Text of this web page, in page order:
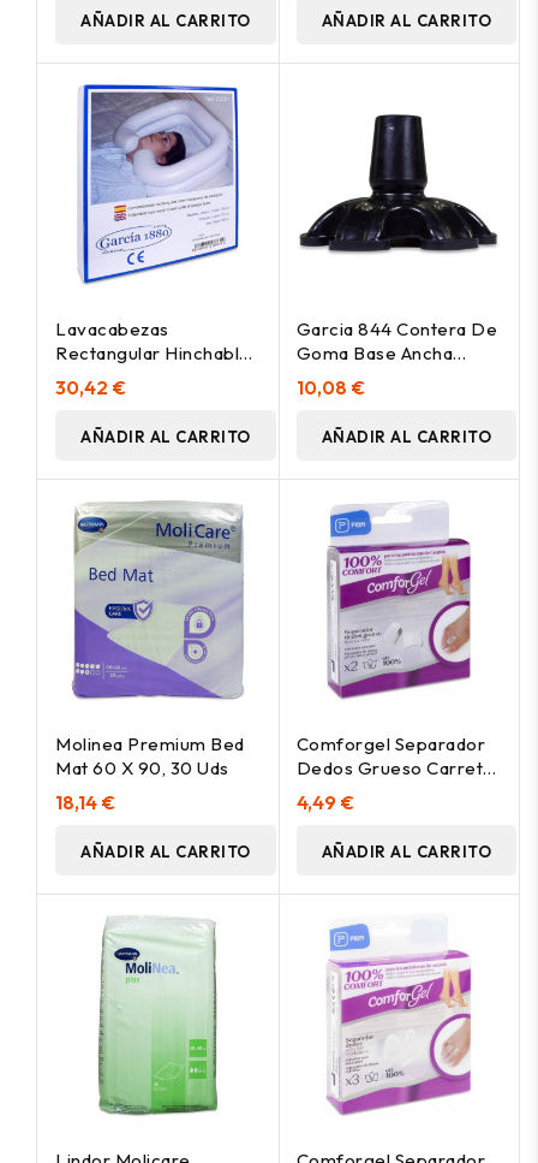
AÑADIR AL CARRITO AÑADIR AL CARRITO
Lavacabezas
Rectangular Hinchable,
1 Unidad
30,42 €
AÑADIR AL CARRITO
Garcia 844 Contera De
Goma Base Ancha
19Mm
10,08 €
AÑADIR AL CARRITO
Molinea Premium Bed
Mat 60 X 90, 30 Uds
18,14 €
AÑADIR AL CARRITO
Comforgel Separador
Dedos Grueso Carrete
Talla M, 2 Uds
4,49 €
AÑADIR AL CARRITO